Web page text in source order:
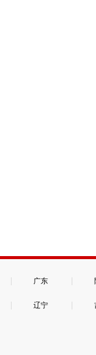
广东
辽宁